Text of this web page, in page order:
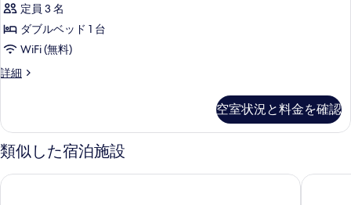
す
べ
て
の
を
表
示
定員 3 名
ダブルベッド 1 台
WiFi (無料)
詳細
Royal
の
詳
細
空室状況と料金を確認
類似した宿泊施設
オZ チャウエン サムイ チャウ